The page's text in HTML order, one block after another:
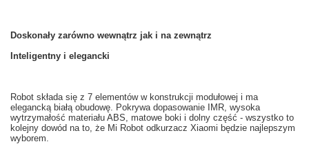
Doskonały zarówno wewnątrz jak i na zewnątrz
Inteligentny i elegancki
Robot składa się z 7 elementów w konstrukcji modułowej i ma
elegancką białą obudowę Pokrywa dopasowanie IMR , wysoka
wytrzymałość materiału ABS, matowe boki i dolny część - wszystko to
kolejny dowód na to , że Mi Robot odkurzacz Xiaomi będzie najlepszym
wyborem.